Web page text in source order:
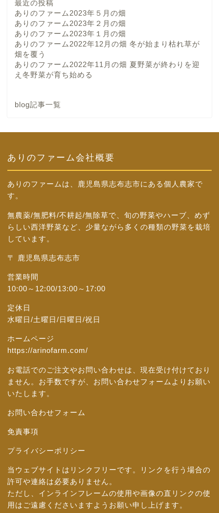
最近の投稿
ありのファーム2023年５月の畑
ありのファーム2023年２月の畑
ありのファーム2023年１月の畑
ありのファーム2022年12月の畑 冬が始まり枯れ草が
畑を覆う
ありのファーム2022年11月の畑 夏野菜が終わりを迎
え冬野菜が育ち始める
blog記事一覧
ありのファーム会社概要
ありのファームは、鹿児島県志布志市にある個人農家で
す。
無農薬/無肥料/不耕起/無除草で、旬の野菜やハーブ、めず
らしい西洋野菜など、少量ながら多くの種類の野菜を栽培
しています。
〒 鹿児島県志布志市
営業時間
10:00～12:00/13:00～17:00
定休日
水曜日/土曜日/日曜日/祝日
ホームページ
https://arinofarm.com/
お電話でのご注文やお問い合わせは、現在受け付けており
ません。お手数ですが、 お問い合わせフォーム よりお願い
いたします。
お問い合わせフォーム
免責事項
プライバシーポリシー
当ウェブサイトはリンクフリーです。リンクを行う場合の
許可や連絡は必要ありません。
ただし、インラインフレームの使用や画像の直リンクの使
用はご遠慮くださいますようお願い申し上げます。